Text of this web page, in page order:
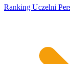
Ranking Uczelni